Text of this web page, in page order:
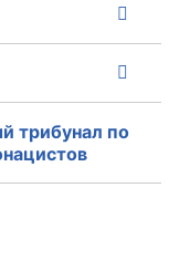
трибунал по